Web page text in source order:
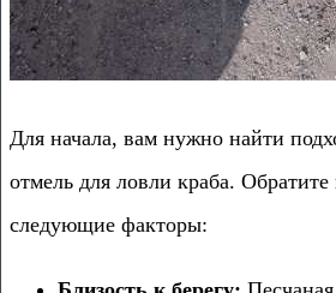
Для начала, вам нужно найти
отмель для ловли краба.
следующие факторы: